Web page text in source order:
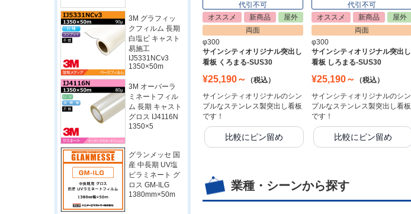
代引不可
オススメ
新商品
屋外
両面
φ300
サインシティオリジナル突出し
看板 くろまる-SUS30
¥25,190～
（税込）
サインシティオリジナルのシン
プルなステンレス製突出し看板
です！
比較にピン留め
代引不可
オススメ
新商品
屋外
両面
φ300
サインシティオリジナル突出し
看板 しろまる-SUS30
¥25,190～
（税込）
サインシティオリジナルのシン
プルなステンレス製突出し看板
です！
比較にピン留め
業種・シーンから探す
3M グラフィッ
クフィルム 長期
白塩ビ キャスト
易施工
IJ5331NCv3
1350×50m
3M オーバーラ
ミネートフィル
ム 長期 キャスト
グロス IJ4116N
1350×5
グランメッセ 国
産 中長期 UV塩
ビラミネート グ
ロス GM-ILG
1380mm×50m